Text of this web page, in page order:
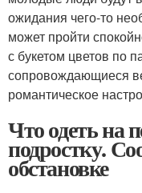
ожидания чего-то
может пройти
с букетом цветов по
сопровождающиеся
романтическое
Что одеть на
подростку.
обстановке